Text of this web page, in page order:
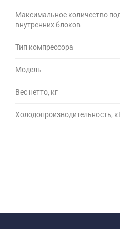
Максимальное количество
внутренних блоков
Тип компрессора
Модель
Вес нетто, кг
Холодопроизводительность,